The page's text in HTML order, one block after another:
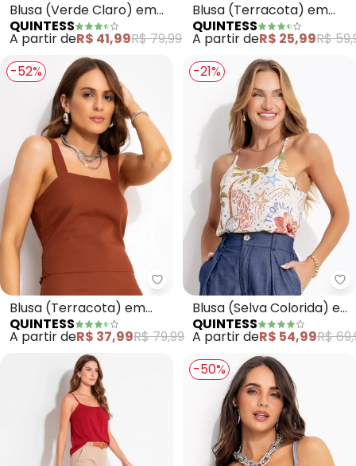
Blusa (Verde Claro) em
Malha de Viscose
QUINTESS
A partir deR$ 41,99R$ 79,99
Blusa (Terracota) em
Malha
QUINTESS
A partir deR$ 25,99R$
-52%
Quintess - Blusa (Terracota)
Blusa (Terracota) em
Sarja
QUINTESS
A partir deR$ 37,99R$ 79,99
-21%
Blusa (Selva Colorida) em
Malha Texturizada
QUINTESS
A partir deR$ 54,99R$
-50%